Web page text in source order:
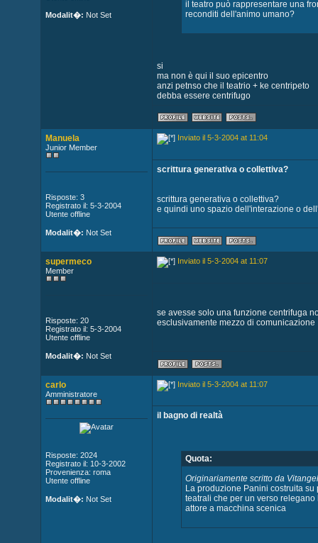
Modalit�: Not Set
il teatro può rappresentare una
reconditi dell'animo umano?
si
ma non è qui il suo epicentro
anzi petnso che il teatrio + ke centripeto
debba essere centrifugo
Manuela
Junior Member
Risposte: 3
Registrato il: 5-3-2004
Utente offline
Modalit�: Not Set
Inviato il 5-3-2004 at 11:04
scrittura generativa o collettiva?
scrittura generativa o collettiva?
e quindi uno spazio dell'interazione o
supermeco
Member
Risposte: 20
Registrato il: 5-3-2004
Utente offline
Modalit�: Not Set
Inviato il 5-3-2004 at 11:07
se avesse solo una funzione centrifuga
esclusivamente mezzo di comunicazione
carlo
Amministratore
Risposte: 2024
Registrato il: 10-3-2002
Provenienza: roma
Utente offline
Modalit�: Not Set
Inviato il 5-3-2004 at 11:07
il bagno di realtà
Quota:
Originariamente scritto da
La produzione Panini costruita
teatrali che per un verso
attore a macchina scenica